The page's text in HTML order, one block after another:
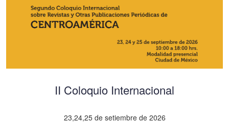
II Coloquio Internacional
23,24,25 de setiembre de 2026